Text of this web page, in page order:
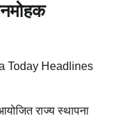
Today Headlines
राज्य स्थापना